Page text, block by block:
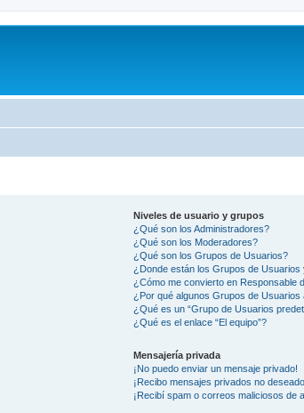
Niveles de usuario y grupos
¿Qué son los Administradores?
¿Qué son los Moderadores?
¿Qué son los Grupos de Usuarios?
¿Donde están los Grupos de Usuarios
¿Cómo me convierto en Responsable
¿Por qué algunos Grupos de
¿Qué es un “Grupo de Usuarios
¿Qué es el enlace “El equipo”?
Mensajería privada
¡No puedo enviar un mensaje privado!
¡Recibo mensajes privados no
¡Recibí spam o correos maliciosos de